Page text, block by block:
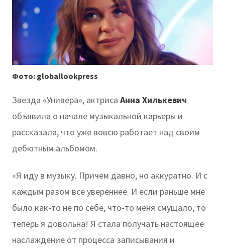
Фото: globallookpress
Звезда «Универа», актриса Анна Хилькевич
объявила о начале музыкальной карьеры и
рассказала, что уже вовсю работает над своим
дебютным альбомом.
«Я иду в музыку. Причем давно, но аккуратно. И с
каждым разом все увереннее. И если раньше мне
было как-то не по себе, что-то меня смущало, то
теперь я довольна! Я стала получать настоящее
наслаждение от процесса записывания и